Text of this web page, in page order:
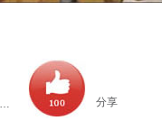
分享